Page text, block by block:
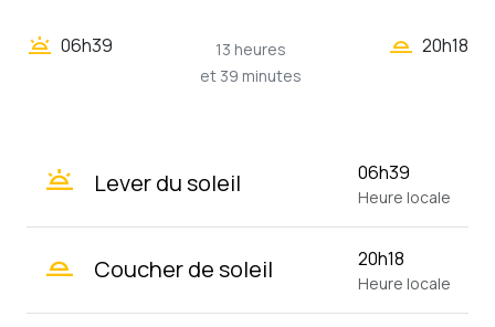
wb_twilight 06h39
13 heures
et 39 minutes
wb_twilight_2 20h18
wb_twilight Lever du soleil 06h39
Heure locale
wb_twilight_2 Coucher de soleil 20h18
Heure locale